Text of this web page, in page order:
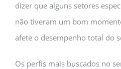
dizer que alguns setores
não tiveram um bom
afete o desempenho total do
Os perfis mais buscados no